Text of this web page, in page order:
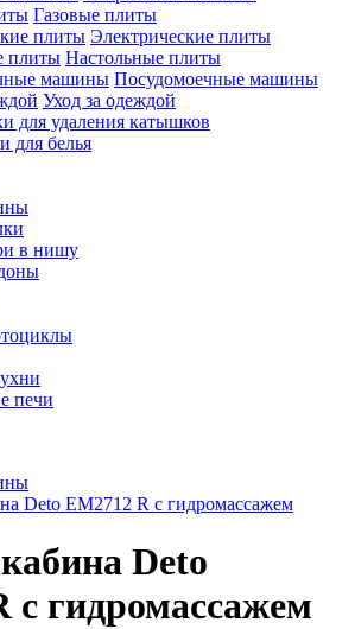
Газовые плиты
Электрические плиты
Настольные плиты
Посудомоечные машины
Уход за одеждой
для удаления катышков
для белья
в нишу
печи
Deto EM2712 R с гидромассажем
Deto
с гидромассажем